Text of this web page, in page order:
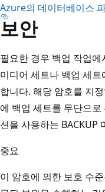
Azure의 데이터베이스
보안
필요한 경우 백업 작업
미디어 세트나 백업 세
합니다. 해당 암호를 지
에 백업 세트를 무단으
션을 사용하는 BACKUP
중요
이 암호에 의한 보호 수